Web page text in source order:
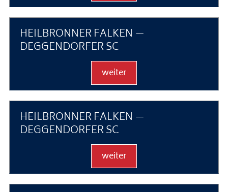
HEILBRONNER FALKEN —
DEGGENDORFER SC
weiter
HEILBRONNER FALKEN —
DEGGENDORFER SC
weiter